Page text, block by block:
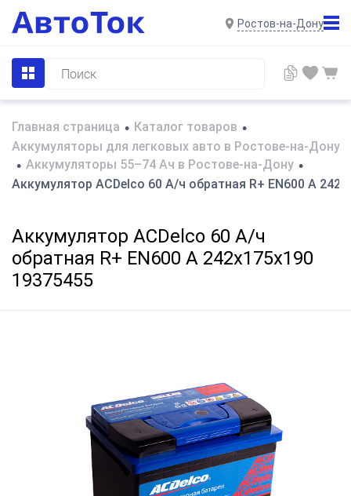
Ростов-на-Дону
Главная страница • Каталог товаров •
Аккумуляторы для легковых авто в Ростове-на-Дону
• Аккумуляторы 55–74 Ач в Ростове-на-Дону •
Аккумулятор ACDelco 60 А/ч обратная R+ EN600 A
Аккумулятор ACDelco 60 А/ч
обратная R+ EN600 A 242x175x190
19375455